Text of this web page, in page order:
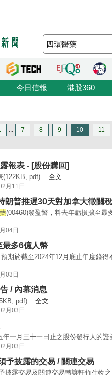
今日信報 港股360
... 7 8 9 10 11
報表 - [股份購回]
(122KB, pdf) ...全文
月11日
朗普推遲30天對加拿大徵關稅
(00460)發盈警，料去年虧損擴至最
04日
最多6億人幣
期於截至2024年12月底止年度錄
03日
/ 內幕消息
pdf) ...全文
月03日
年一月三十一日止之股份發行人的
月03日
予披露的交易 / 關連交易
披露交易及關連交易轉讓軒竹生物